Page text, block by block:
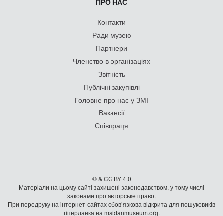
ПРО НАС
Контакти
Ради музею
Партнери
Членство в організаціях
Звітність
Публічні закупівлі
Головне про нас у ЗМІ
Вакансії
Співпраця
© & CC BY 4.0
Матеріали на цьому сайті захищені законодавством, у тому числі
законами про авторське право.
При передруку на iнтернет-сайтах обов’язкова відкрита для пошуковиків
гiперланка на maidanmuseum.org.